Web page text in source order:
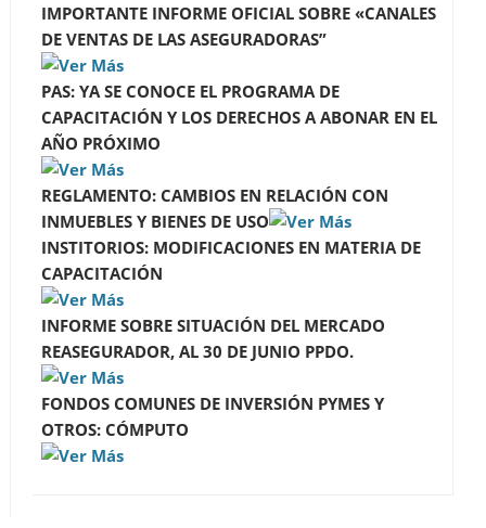
IMPORTANTE INFORME OFICIAL SOBRE «CANALES
DE VENTAS DE LAS ASEGURADORAS”
PAS: YA SE CONOCE EL PROGRAMA DE
CAPACITACIÓN Y LOS DERECHOS A ABONAR EN EL
AÑO PRÓXIMO
REGLAMENTO: CAMBIOS EN RELACIÓN CON
INMUEBLES Y BIENES DE USO
INSTITORIOS: MODIFICACIONES EN MATERIA DE
CAPACITACIÓN
INFORME SOBRE SITUACIÓN DEL MERCADO
REASEGURADOR, AL 30 DE JUNIO PPDO.
FONDOS COMUNES DE INVERSIÓN PYMES Y
OTROS: CÓMPUTO